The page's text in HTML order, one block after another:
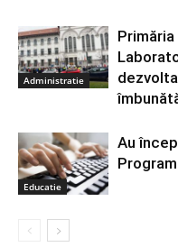
Administratie
Educatie
Au